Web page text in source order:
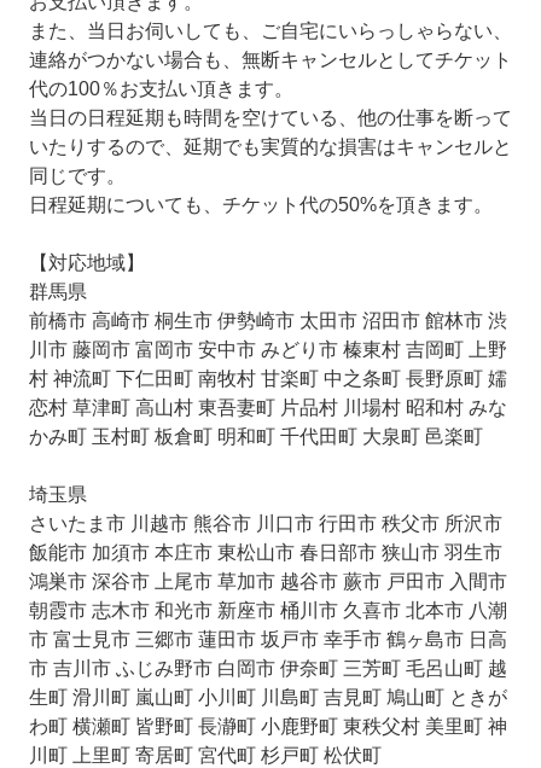
また、当日お伺いしても、ご自宅にいらっしゃらない、
連絡がつかない場合も、無断キャンセルとしてチケット
代の100％お支払い頂きます。
当日の日程延期も時間を空けている、他の仕事を断って
いたりするので、延期でも実質的な損害はキャンセルと
同じです。
日程延期についても、チケット代の50%を頂きます。
【対応地域】
群馬県
前橋市 高崎市 桐生市 伊勢崎市 太田市 沼田市 館林市 渋
川市 藤岡市 富岡市 安中市 みどり市 榛東村 吉岡町 上野
村 神流町 下仁田町 南牧村 甘楽町 中之条町 長野原町 嬬
恋村 草津町 高山村 東吾妻町 片品村 川場村 昭和村 みな
かみ町 玉村町 板倉町 明和町 千代田町 大泉町 邑楽町
埼玉県
さいたま市 川越市 熊谷市 川口市 行田市 秩父市 所沢市
飯能市 加須市 本庄市 東松山市 春日部市 狭山市 羽生市
鴻巣市 深谷市 上尾市 草加市 越谷市 蕨市 戸田市 入間市
朝霞市 志木市 和光市 新座市 桶川市 久喜市 北本市 八潮
市 富士見市 三郷市 蓮田市 坂戸市 幸手市 鶴ヶ島市 日高
市 吉川市 ふじみ野市 白岡市 伊奈町 三芳町 毛呂山町 越
生町 滑川町 嵐山町 小川町 川島町 吉見町 鳩山町 ときが
わ町 横瀬町 皆野町 長瀞町 小鹿野町 東秩父村 美里町 神
川町 上里町 寄居町 宮代町 杉戸町 松伏町